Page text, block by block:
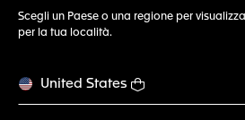
Scegli un Paese o una regione per
per la tua località.
United States